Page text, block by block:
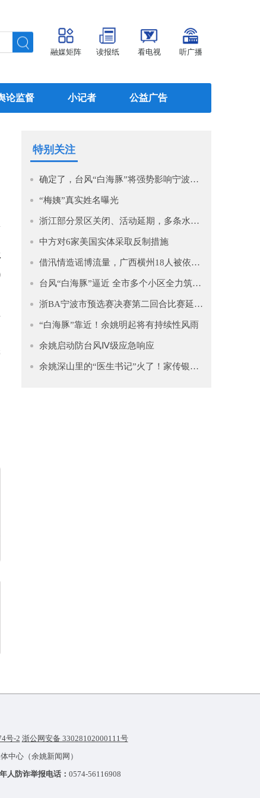
融媒矩阵 读报纸 看电视 听广播
论监督 小记者 公益广告
特别关注
确定了，台风“白海豚”将强势影响宁波！即将进入48小时警戒线！预计影响时间长，风大雨强，宁波启动IV级防台风应急响应！
“梅姨”真实姓名曝光
浙江部分景区关闭、活动延期，多条水上航班停航！台风“白海豚”今晨5时位于温州市偏东方向约1360公里的西北太平洋上
中方对6家美国实体采取反制措施
借汛情造谣博流量，广西横州18人被依法查处（2026·08·05）
台风“白海豚”逼近 全市多个小区全力筑牢安全防线
浙BA宁波市预选赛决赛第二回合比赛延期公告
“白海豚”靠近！余姚明起将有持续性风雨
余姚启动防台风Ⅳ级应急响应
余姚深山里的“医生书记”火了！家传银针+遍访名师，患者遍布宁波、绍兴、杭州……
号-2 浙公网安备 33028102000111号
中心（余姚新闻网）
人防诈举报电话： 0574-56116908